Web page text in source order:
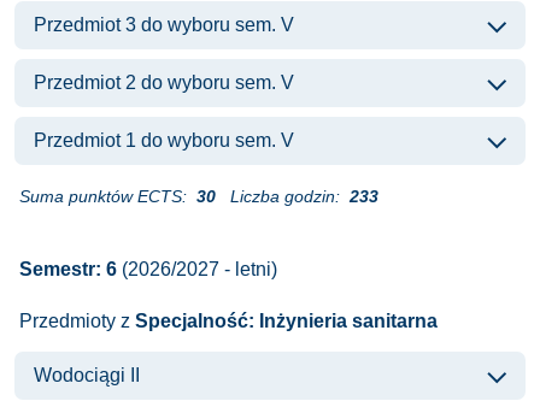
Przedmiot 3 do wyboru sem. V
Przedmiot 2 do wyboru sem. V
Przedmiot 1 do wyboru sem. V
Suma punktów ECTS: 30 Liczba godzin: 233
Semestr: 6 (2026/2027 - letni)
Przedmioty z Specjalność: Inżynieria sanitarna
Wodociągi II